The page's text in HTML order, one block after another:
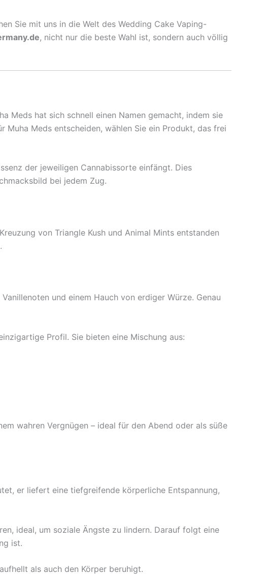
Sie mit uns in die Welt des Wedding Cake Vaping-
, nicht nur die beste Wahl ist, sondern auch völlig
Meds hat sich schnell einen Namen gemacht, indem sie
Meds entscheiden, wählen Sie ein Produkt, das frei
der jeweiligen Cannabissorte einfängt. Dies
bei jedem Zug.
von Triangle Kush und Animal Mints entstanden
und einem Hauch von erdiger Würze. Genau
Profil. Sie bieten eine Mischung aus:
wahren Vergnügen – ideal für den Abend oder als süße
er liefert eine tiefgreifende körperliche Entspannung,
ideal, um soziale Ängste zu lindern. Darauf folgt eine
ist.
als auch den Körper beruhigt.